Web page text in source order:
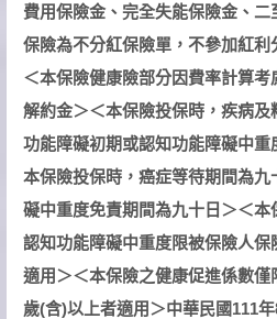
費用保險金、完全失能保險金、
保險為不分紅保險單，不參加紅
＜本保險健康險部分因費率計算
解約金＞＜本保險投保時，疾病
功能障礙初期或認知功能障礙中
本保險投保時，癌症等待期間為
礙中重度免責期間為九十日＞＜
認知功能障礙中重度限被保險人
適用＞＜本保險之健康促進係數
歲(含)以上者適用＞中華民國111